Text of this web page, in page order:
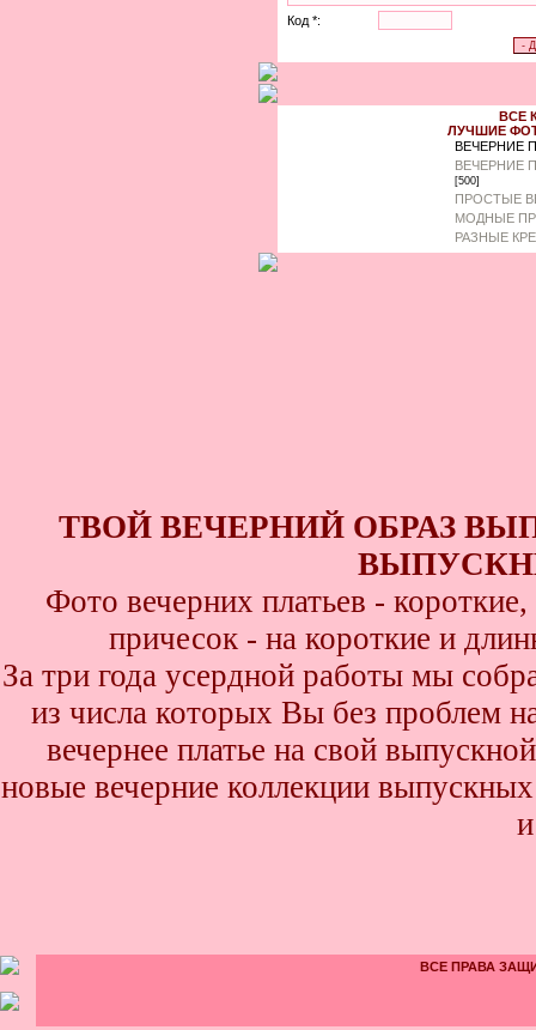
Код *:
ВСЕ
ЛУЧШИЕ
ВЕЧЕРНИЕ
ВЕЧЕРНИЕ
[500]
ПРОСТЫЕ
МОДНЫЕ
РАЗНЫЕ
ТВОЙ ВЕЧЕРНИЙ ОБРАЗ
Фото вечерних платьев -
причесок - на короткие и
За три года усердной работы мы
из числа которых Вы без проблем
вечернее платье на свой
новые вечерние коллекции
ВСЕ ПРАВА